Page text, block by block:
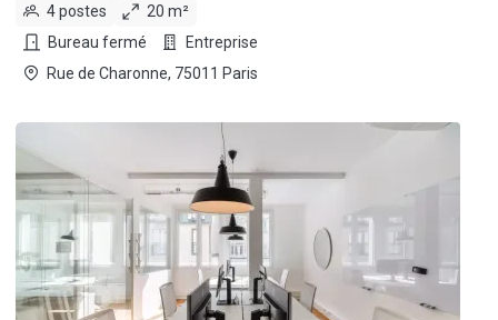
4 postes
20 m²
Bureau fermé
Entreprise
Rue de Charonne, 75011 Paris